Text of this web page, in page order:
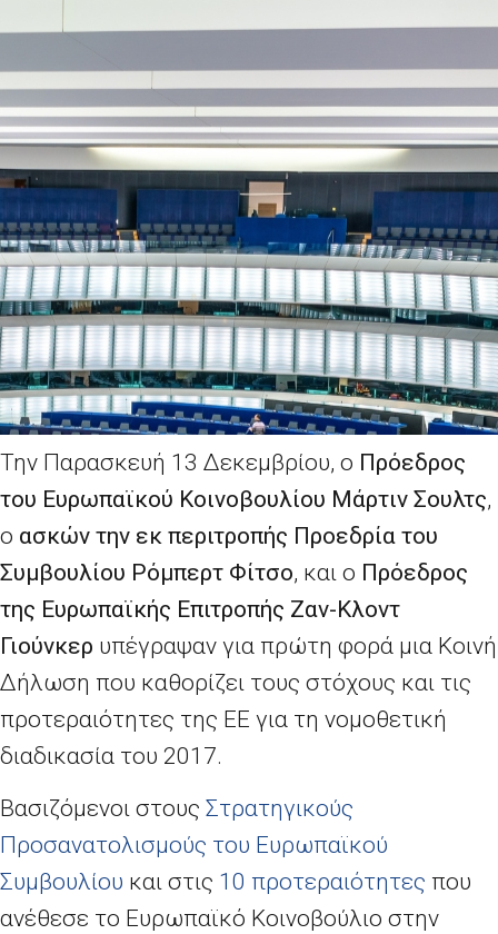
Την Παρασκευή 13 Δεκεμβρίου, ο Πρόεδρος
του Ευρωπαϊκού Κοινοβουλίου Μάρτιν Σουλτς,
ο ασκών την εκ περιτροπής Προεδρία του
Συμβουλίου Ρόμπερτ Φίτσο, και ο Πρόεδρος
της Ευρωπαϊκής Επιτροπής Ζαν-Κλοντ
Γιούνκερ υπέγραψαν για πρώτη φορά μια Κοινή
Δήλωση που καθορίζει τους στόχους και τις
προτεραιότητες της ΕΕ για τη νομοθετική
διαδικασία του 2017.
Βασιζόμενοι στους Στρατηγικούς
Προσανατολισμούς του Ευρωπαϊκού
Συμβουλίου και στις 10 προτεραιότητες που
ανέθεσε το Ευρωπαϊκό Κοινοβούλιο στην